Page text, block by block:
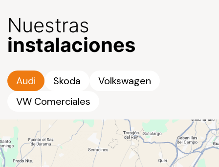
Nuestras
instalaciones
Audi Skoda
Volkswagen
VW Comerciales